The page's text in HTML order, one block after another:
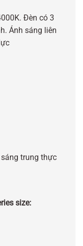
Đèn có 3
Ánh sáng liên
trung thực
size: